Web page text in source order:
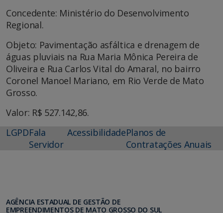
Concedente: Ministério do Desenvolvimento
Regional.
Objeto: Pavimentação asfáltica e drenagem de
águas pluviais na Rua Maria Mônica Pereira de
Oliveira e Rua Carlos Vital do Amaral, no bairro
Coronel Manoel Mariano, em Rio Verde de Mato
Grosso.
Valor: R$ 527.142,86.
LGPDFala
Servidor
AcessibilidadePlanos de
Contratações Anuais
AGÊNCIA ESTADUAL DE GESTÃO DE
EMPREENDIMENTOS DE MATO GROSSO DO SUL